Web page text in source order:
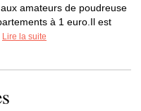
amateurs de poudreuse
à 1 euro.Il est
Lire la suite